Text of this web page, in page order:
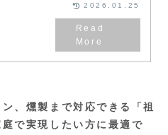
2026.01.25
、燻製まで対応できる「祖
で実現したい方に最適で